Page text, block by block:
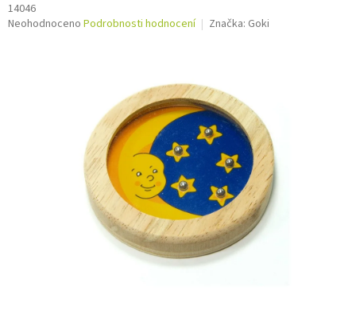
14046
Průměrné
Neohodnoceno Podrobnosti hodnocení Značka: Goki